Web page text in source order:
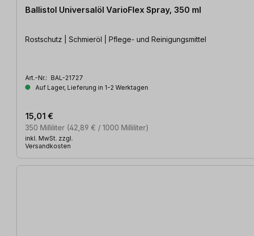
Ballistol Universalöl VarioFlex Spray, 350 ml
Rostschutz | Schmieröl | Pflege- und Reinigungsmittel
Art.-Nr.: BAL-21727
Auf Lager, Lieferung in 1-2 Werktagen
350 Milliliter (42,89 € / 1000 Milliliter)
15,01 €
inkl. MwSt. zzgl.
Versandkosten